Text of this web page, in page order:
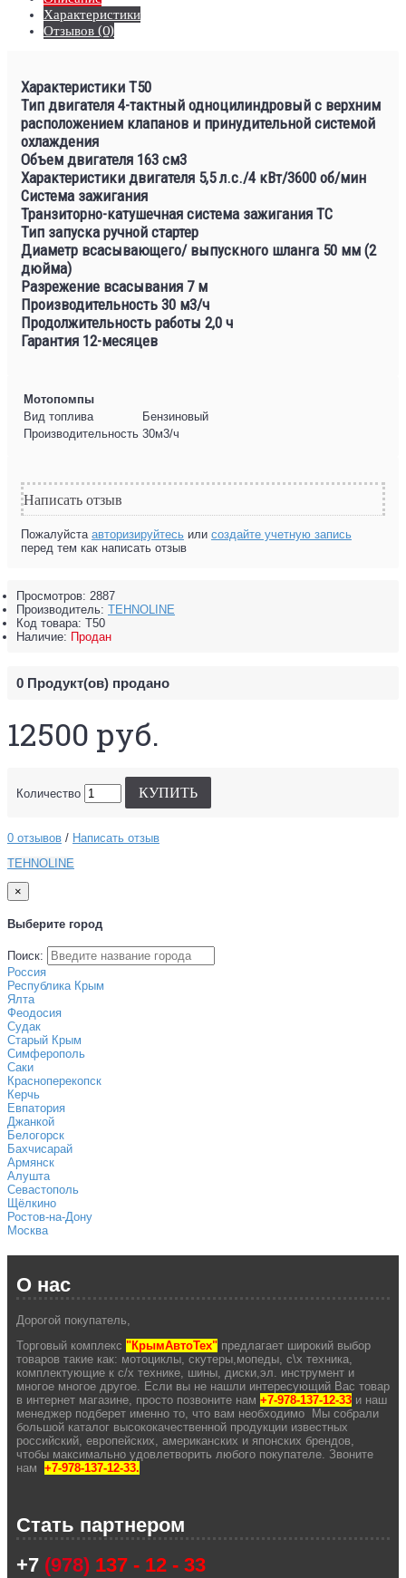
Характеристики
Отзывов (0)
Характеристики Т50
Тип двигателя 4-тактный одноцилиндровый с верхним
расположением клапанов и принудительной системой
охлаждения
Объем двигателя 163 см3
Характеристики двигателя 5,5 л.с./4 кВт/3600 об/мин
Система зажигания
Транзиторно-катушечная система зажигания ТC
Тип запуска ручной стартер
Диаметр всасывающего/ выпускного шланга 50 мм (2
дюйма)
Разрежение всасывания 7 м
Производительность 30 м3/ч
Продолжительность работы 2,0 ч
Гарантия 12-месяцев
Мотопомпы
Вид топлива
Бензиновый
Производительность 30м3/ч
Написать отзыв
Пожалуйста авторизируйтесь или создайте учетную запись
перед тем как написать отзыв
Просмотров: 2887
Производитель: TEHNOLINE
Код товара: Т50
Наличие: Продан
0 Продукт(ов) продано
12500 руб.
Количество КУПИТЬ
0 отзывов / Написать отзыв
TEHNOLINE
×
Выберите город
Поиск:
Россия
Республика Крым
Ялта
Феодосия
Судак
Старый Крым
Симферополь
Саки
Красноперекопск
Керчь
Евпатория
Джанкой
Белогорск
Бахчисарай
Армянск
Алушта
Севастополь
Щёлкино
Ростов-на-Дону
Москва
О нас
Дорогой покупатель,
Торговый комплекс "КрымАвтоТех" предлагает широкий выбор
товаров такие как: мотоциклы, скутеры,мопеды, с\х техника,
комплектующие к с/х технике, шины, диски,эл. инструмент и
многое многое другое. Если вы не нашли интересующий Вас товар
в интернет магазине, просто позвоните нам +7-978-137-12-33 и наш
менеджер подберет именно то, что вам необходимо Мы собрали
большой каталог высококачественной продукции известных
российский, европейских, американских и японских брендов,
чтобы максимально удовлетворить любого покупателе. Звоните
нам +7-978-137-12-33.
Стать партнером
+7 (978) 137 - 12 - 33